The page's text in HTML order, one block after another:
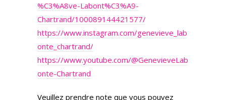
%C3%A8ve-Labont%C3%A9-
Chartrand/100089144421577/
https://www.instagram.com/genevieve_lab
onte_chartrand/
https://www.youtube.com/@GenevieveLab
onte-Chartrand
Veuillez prendre note que vous pouvez